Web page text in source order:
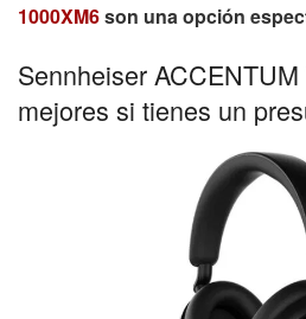
1000XM6son una opción
Sennheiser
mejores si tienes un